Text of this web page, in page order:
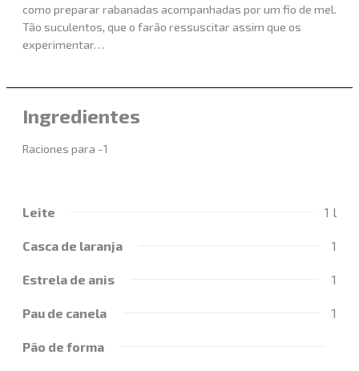
como preparar rabanadas acompanhadas por um fio de mel.
Tão suculentos, que o farão ressuscitar assim que os
experimentar…
Ingredientes
Raciones para -1
Leite 1 l
Casca de laranja 1
Estrela de anis 1
Pau de canela 1
Pão de forma